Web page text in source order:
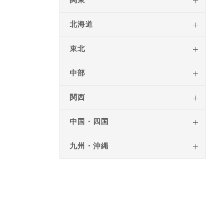
北海道
東北
中部
関西
中国・四国
九州・沖縄